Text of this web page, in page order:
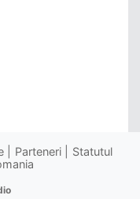
Parteneri
Statutul